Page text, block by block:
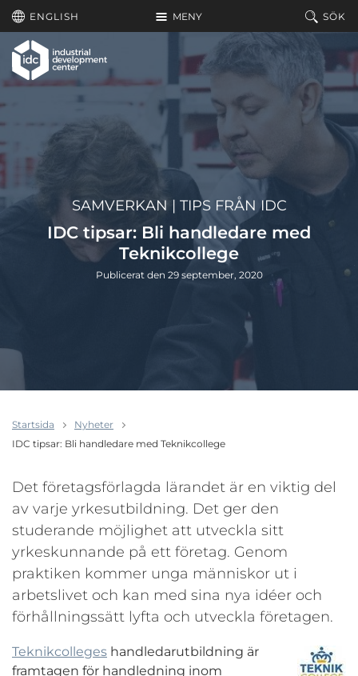
Hoppa till huvudinnehållet
MENY
ENGLISH SÖK
SAMVERKAN | TIPS FRÅN IDC
IDC tipsar: Bli handledare med
Teknikcollege
Publicerat den 29 september, 2020
Startsida
Nyheter
IDC tipsar: Bli handledare med Teknikcollege
Det företagsförlagda lärandet är en viktig del
av varje yrkesutbildning. Det ger den
studerande möjlighet att utveckla sitt
yrkeskunnande på ett företag. Genom
praktiken kommer unga människor ut i
arbetslivet och kan med sina nya idéer och
förhållningssätt lyfta och utveckla företagen.
Teknikcolleges handledarutbildning är
framtagen för handledning inom